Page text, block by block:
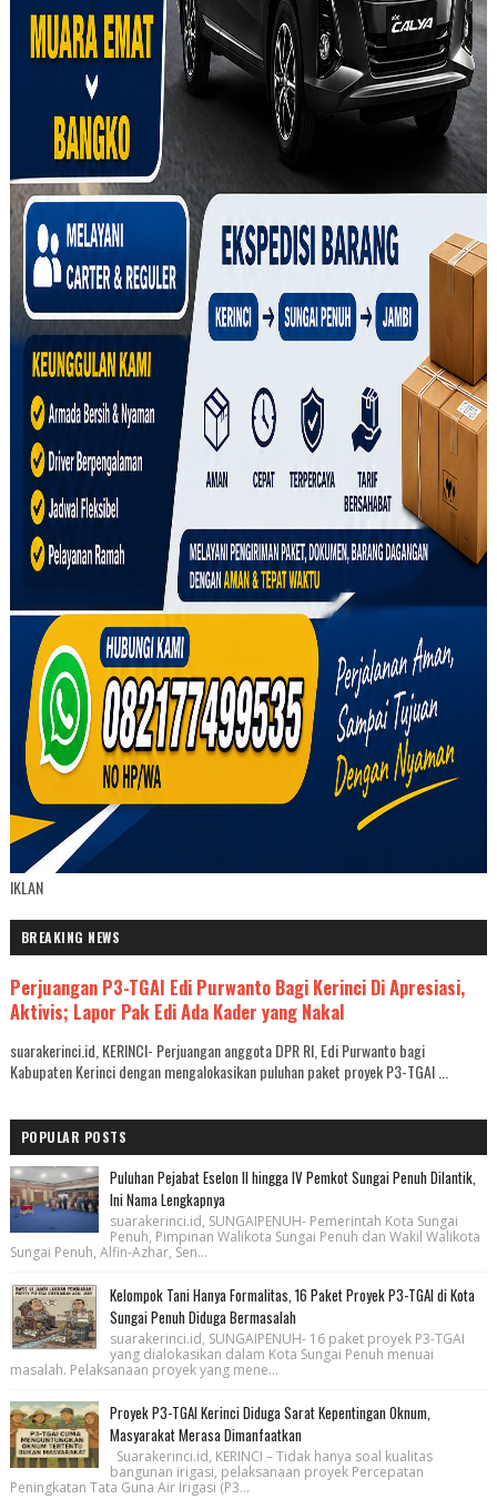
IKLAN
BREAKING NEWS
Perjuangan P3-TGAI Edi Purwanto Bagi Kerinci Di Apresiasi,
Aktivis; Lapor Pak Edi Ada Kader yang Nakal
suarakerinci.id, KERINCI- Perjuangan anggota DPR RI, Edi Purwanto bagi
Kabupaten Kerinci dengan mengalokasikan puluhan paket proyek P3-TGAI ...
POPULAR POSTS
Puluhan Pejabat Eselon II hingga IV Pemkot Sungai Penuh Dilantik,
Ini Nama Lengkapnya
suarakerinci.id, SUNGAIPENUH- Pemerintah Kota Sungai
Penuh, Pimpinan Walikota Sungai Penuh dan Wakil Walikota
Sungai Penuh, Alfin-Azhar, Sen...
Kelompok Tani Hanya Formalitas, 16 Paket Proyek P3-TGAI di Kota
Sungai Penuh Diduga Bermasalah
suarakerinci.id, SUNGAIPENUH- 16 paket proyek P3-TGAI
yang dialokasikan dalam Kota Sungai Penuh menuai
masalah. Pelaksanaan proyek yang mene...
Proyek P3-TGAI Kerinci Diduga Sarat Kepentingan Oknum,
Masyarakat Merasa Dimanfaatkan
Suarakerinci.id, KERINCI – Tidak hanya soal kualitas
bangunan irigasi, pelaksanaan proyek Percepatan
Peningkatan Tata Guna Air Irigasi (P3...